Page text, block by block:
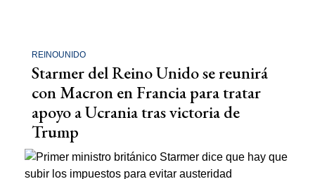
REINOUNIDO
Starmer del Reino Unido se reunirá
con Macron en Francia para tratar
apoyo a Ucrania tras victoria de
Trump